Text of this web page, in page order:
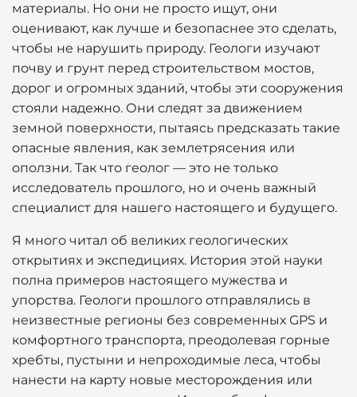
материалы. Но они не просто ищут, они
оценивают, как лучше и безопаснее это сделать,
чтобы не нарушить природу. Геологи изучают
почву и грунт перед строительством мостов,
дорог и огромных зданий, чтобы эти сооружения
стояли надежно. Они следят за движением
земной поверхности, пытаясь предсказать такие
опасные явления, как землетрясения или
оползни. Так что геолог — это не только
исследователь прошлого, но и очень важный
специалист для нашего настоящего и будущего.
Я много читал об великих геологических
открытиях и экспедициях. История этой науки
полна примеров настоящего мужества и
упорства. Геологи прошлого отправлялись в
неизвестные регионы без современных GPS и
комфортного транспорта, преодолевая горные
хребты, пустыни и непроходимые леса, чтобы
нанести на карту новые месторождения или